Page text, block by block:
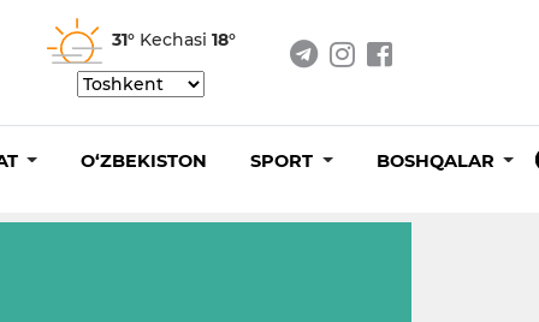
31° Kechasi 18°
O‘ZBEKISTON SPORT BOSHQALAR